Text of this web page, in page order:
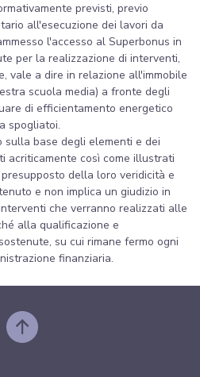
previsti, previo
all'esecuzione dei lavori da
l'accesso al Superbonus in
per la realizzazione di interventi,
vale a dire in relazione all'immobile
scuola media) a fronte degli
di efficientamento energetico
spogliatoi.
base degli elementi e dei
acriticamente così come illustrati
della loro veridicità e
e non implica un giudizio in
che verranno realizzati alle
alla qualificazione e
su cui rimane fermo ogni
finanziaria.